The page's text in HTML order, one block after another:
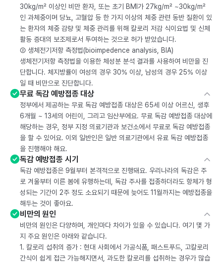
30kg/m² 이상인 비만 환자, 또는 초기 BMI가 27kg/m² ~30kg/m²
인 과체중이며 당뇨, 고혈압 등 한 가지 이상의 체중 관련 동반 질환이 있
는 환자의 체중 감량 및 체중 관리를 위해 칼로리 저감 식이요법 및 신체
활동 증대의 보조제로서 투여하는 것으로 허가 받았습니다.
② 생체전기저항 측정법(bioimpedence analysis, BIA)
생체전기저항 측정법을 이용한 체성분 분석 결과를 사용하여 비만을 진
단합니다. 체지방률이 여성의 경우 30% 이상, 남성의 경우 25% 이상
일 때 비만으로 진단합니다.
무료 독감 예방접종 대상
정부에서 제공하는 무료 독감 예방접종 대상은 65세 이상 어르신, 생후
6개월 ~ 13세의 어린이, 그리고 임산부에요. 무료 독감 예방접종 대상에
해당하는 경우, 정부 지정 의료기관과 보건소에서 무료로 독감 예방접종
을 할 수 있어요. 이외 일반인은 일반 의료기관에서 유료 독감 예방접종
을 진행해야 해요.
독감 예방접종 시기
독감 예방접종은 9월부터 본격적으로 진행돼요. 우리나라의 독감은 주
로 겨울부터 이른 봄에 유행하는데, 독감 주사를 접종하더라도 항체가 형
성되는 기간이 2주 정도 소요되기 때문에 늦어도 11월까지는 예방접종을
해두는 것이 좋아요.
비만의 원인
비만의 원인은 다양하며, 개인마다 차이가 있을 수 있습니다. 여기 몇 가
지 주요 원인은 아래와 같습니다.
1. 칼로리 섭취의 증가 : 현대 사회에서 가공식품, 패스트푸드, 고칼로리
간식이 쉽게 접근 가능해지면서, 과도한 칼로리를 섭취하는 경우가 많습